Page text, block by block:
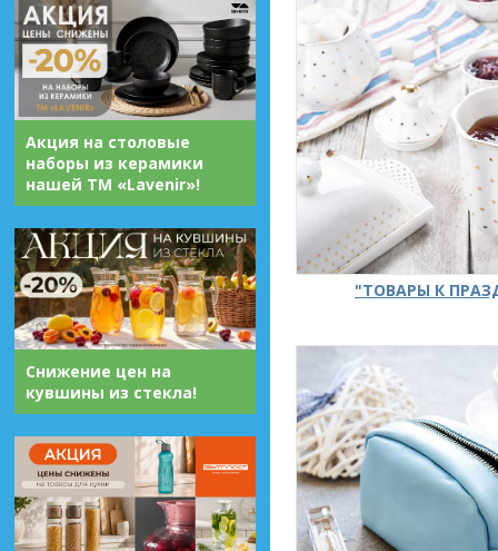
Акция на столовые
наборы из керамики
нашей ТМ «Lavenir»!
Снижение цен на
кувшины из стекла!
"ТОВАРЫ К